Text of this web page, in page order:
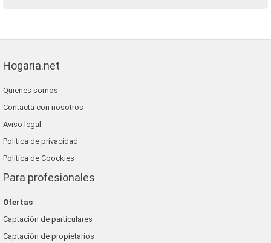
Hogaria.net
Quienes somos
Contacta con nosotros
Aviso legal
Política de privacidad
Política de Coockies
Para profesionales
Ofertas
Captación de particulares
Captación de propietarios